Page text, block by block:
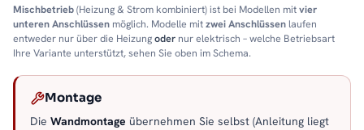
Mischbetrieb(Heizung & Strom kombiniert) ist bei Modellen mitvier
unteren Anschlüssen möglich. Modelle mitzwei Anschlüssen laufen
entweder nur über die Heizungoder nur elektrisch – welche Betriebsart
Ihre Variante unterstützt, sehen Sie oben im Schema.
Montage
Die Wandmontage übernehmen Sie selbst (Anleitung liegt